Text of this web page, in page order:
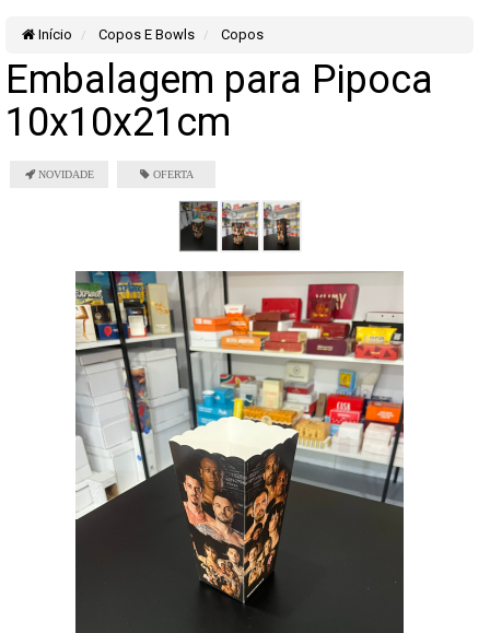
Início Copos E Bowls Copos
Embalagem para Pipoca
10x10x21cm